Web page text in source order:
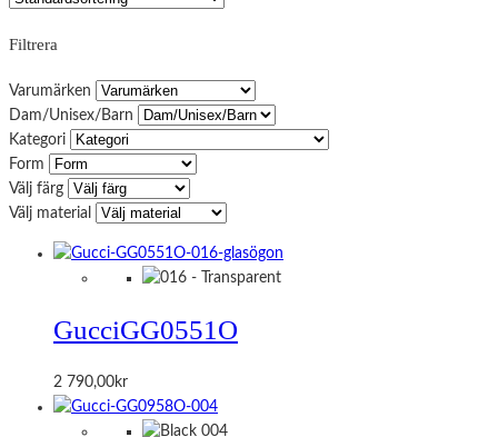
Filtrera
Varumärken
Dam/Unisex/Barn
Kategori
Form
Välj färg
Välj material
GucciGG0551O
2 790,00kr